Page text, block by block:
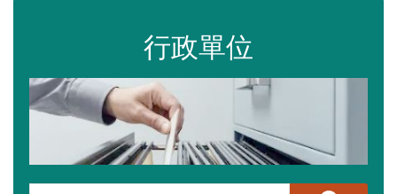
行政單位